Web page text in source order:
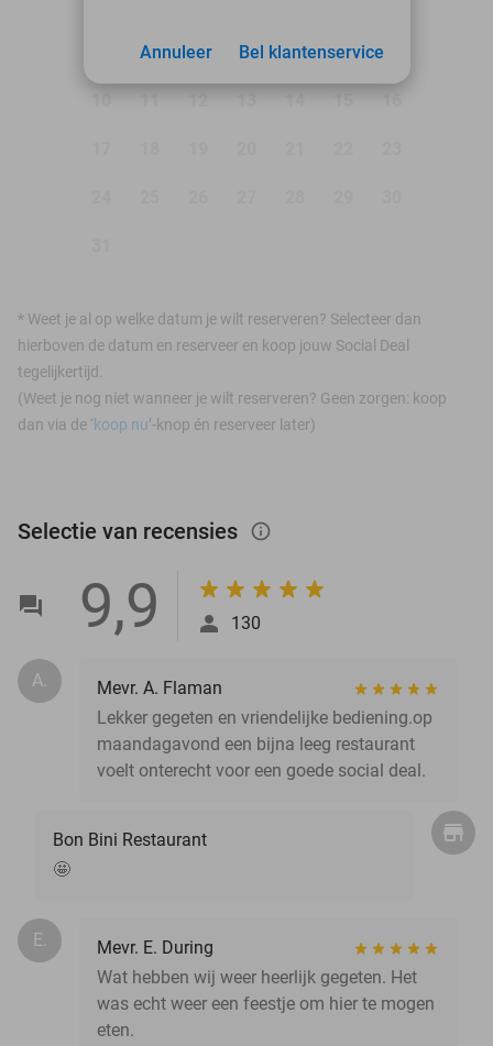
4 5 6 7 8
* Weet je al op welke datum je wilt reserveren? Selecteer dan
hierboven de datum en reserveer en koop jouw Social Deal
tegelijkertijd.
(Weet je nog niet wanneer je wilt reserveren? Geen zorgen: koop
dan via de ‘koop nu’-knop én reserveer later)
Bel klantenservice
Annuleer
Selectie van recensies info_outlined
9,9 130
A.
Mevr. A. Flaman
Lekker gegeten en vriendelijke bediening.op
maandagavond een bijna leeg restaurant
voelt onterecht voor een goede social deal.
Bon Bini Restaurant
🤩
E.
Mevr. E. During
Wat hebben wij weer heerlijk gegeten. Het
was echt weer een feestje om hier te mogen
eten.